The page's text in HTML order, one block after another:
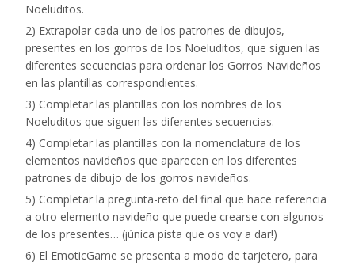
Noeluditos.
2) Extrapolar cada uno de los patrones de dibujos,
presentes en los gorros de los Noeluditos, que siguen las
diferentes secuencias para ordenar los Gorros Navideños
en las plantillas correspondientes.
3) Completar las plantillas con los nombres de los
Noeluditos que siguen las diferentes secuencias.
4) Completar las plantillas con la nomenclatura de los
elementos navideños que aparecen en los diferentes
patrones de dibujo de los gorros navideños.
5) Completar la pregunta-reto del final que hace referencia
a otro elemento navideño que puede crearse con algunos
de los presentes… (¡única pista que os voy a dar!)
6) El EmoticGame se presenta a modo de tarjetero, para